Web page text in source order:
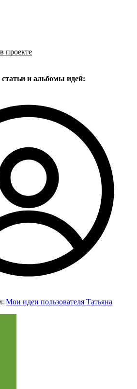
проекте
статьи и альбомы идей:
: Мои идеи пользователя Татьяна